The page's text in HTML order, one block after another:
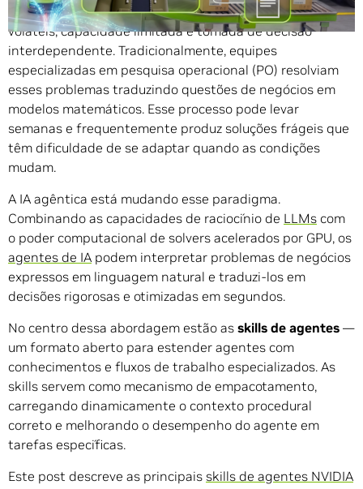
pressões constantes de demanda flutuante, custos
voláteis, capacidade limitada e tomada de decisão
interdependente. Tradicionalmente, equipes
especializadas em pesquisa operacional (PO) resolviam
esses problemas traduzindo questões de negócios em
modelos matemáticos. Esse processo pode levar
semanas e frequentemente produz soluções frágeis que
têm dificuldade de se adaptar quando as condições
mudam.
A IA agêntica está mudando esse paradigma.
Combinando as capacidades de raciocínio de LLMs com
o poder computacional de solvers acelerados por GPU, os
agentes de IA podem interpretar problemas de negócios
expressos em linguagem natural e traduzi-los em
decisões rigorosas e otimizadas em segundos.
No centro dessa abordagem estão as skills de agentes —
um formato aberto para estender agentes com
conhecimentos e fluxos de trabalho especializados. As
skills servem como mecanismo de empacotamento,
carregando dinamicamente o contexto procedural
correto e melhorando o desempenho do agente em
tarefas específicas.
Este post descreve as principais skills de agentes NVIDIA